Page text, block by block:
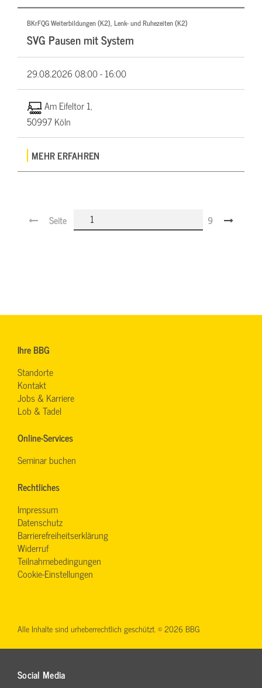
BKrFQG Weiterbildungen (K2), Lenk- und Ruhezeiten (K2)
SVG Pausen mit System
29.08.202608:00 - 16:00
Am Eifeltor 1,
50997 Köln
MEHR ERFAHREN
Seite 9
Ihre BBG
Standorte
Kontakt
Jobs & Karriere
Lob & Tadel
Online-Services
Seminar buchen
Rechtliches
Impressum
Datenschutz
Barrierefreiheitserklärung
Widerruf
Teilnahmebedingungen
Cookie-Einstellungen
Social Media
Alle Inhalte sind urheberrechtlich geschützt. © 2026 BBG